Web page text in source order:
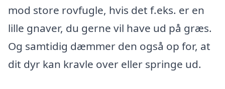
mod store rovfugle, hvis det f.eks. er en
lille gnaver, du gerne vil have ud på græs.
Og samtidig dæmmer den også op for, at
dit dyr kan kravle over eller springe ud.